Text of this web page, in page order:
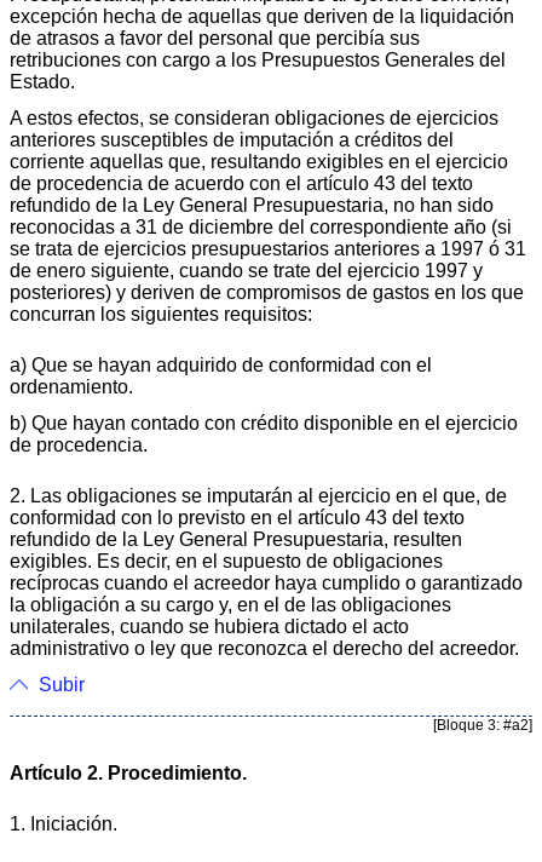
excepción hecha de aquellas que deriven de la liquidación
de atrasos a favor del personal que percibía sus
retribuciones con cargo a los Presupuestos Generales del
Estado.
A estos efectos, se consideran obligaciones de ejercicios
anteriores susceptibles de imputación a créditos del
corriente aquellas que, resultando exigibles en el ejercicio
de procedencia de acuerdo con el artículo 43 del texto
refundido de la Ley General Presupuestaria, no han sido
reconocidas a 31 de diciembre del correspondiente año (si
se trata de ejercicios presupuestarios anteriores a 1997 ó 31
de enero siguiente, cuando se trate del ejercicio 1997 y
posteriores) y deriven de compromisos de gastos en los que
concurran los siguientes requisitos:
a) Que se hayan adquirido de conformidad con el
ordenamiento.
b) Que hayan contado con crédito disponible en el ejercicio
de procedencia.
2. Las obligaciones se imputarán al ejercicio en el que, de
conformidad con lo previsto en el artículo 43 del texto
refundido de la Ley General Presupuestaria, resulten
exigibles. Es decir, en el supuesto de obligaciones
recíprocas cuando el acreedor haya cumplido o garantizado
la obligación a su cargo y, en el de las obligaciones
unilaterales, cuando se hubiera dictado el acto
administrativo o ley que reconozca el derecho del acreedor.
Subir
[Bloque 3: #a2]
Artículo 2. Procedimiento.
1. Iniciación.